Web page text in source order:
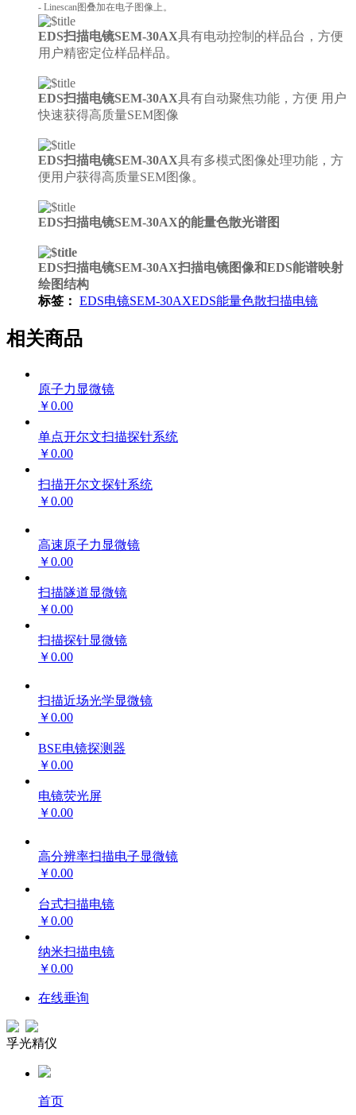
- Linescan图叠加在电子图像上。
EDS扫描电镜SEM-30AX具有电动控制的样品台，方便
用户精密定位样品样品。
EDS扫描电镜SEM-30AX具有自动聚焦功能，方便 用户
快速获得高质量SEM图像
EDS扫描电镜SEM-30AX具有多模式图像处理功能，方
便用户获得高质量SEM图像。
EDS扫描电镜SEM-30AX的能量色散光谱图
EDS扫描电镜SEM-30AX扫描电镜图像和EDS能谱映射
绘图结构
标签： EDS电镜SEM-30AXEDS能量色散扫描电镜
相关商品
原子力显微镜
￥0.00
单点开尔文扫描探针系统
￥0.00
扫描开尔文探针系统
￥0.00
高速原子力显微镜
￥0.00
扫描隧道显微镜
￥0.00
扫描探针显微镜
￥0.00
扫描近场光学显微镜
￥0.00
BSE电镜探测器
￥0.00
电镜荧光屏
￥0.00
高分辨率扫描电子显微镜
￥0.00
台式扫描电镜
￥0.00
纳米扫描电镜
￥0.00
在线垂询
孚光精仪
首页